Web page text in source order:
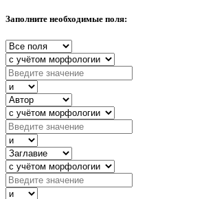
Заполните необходимые поля: